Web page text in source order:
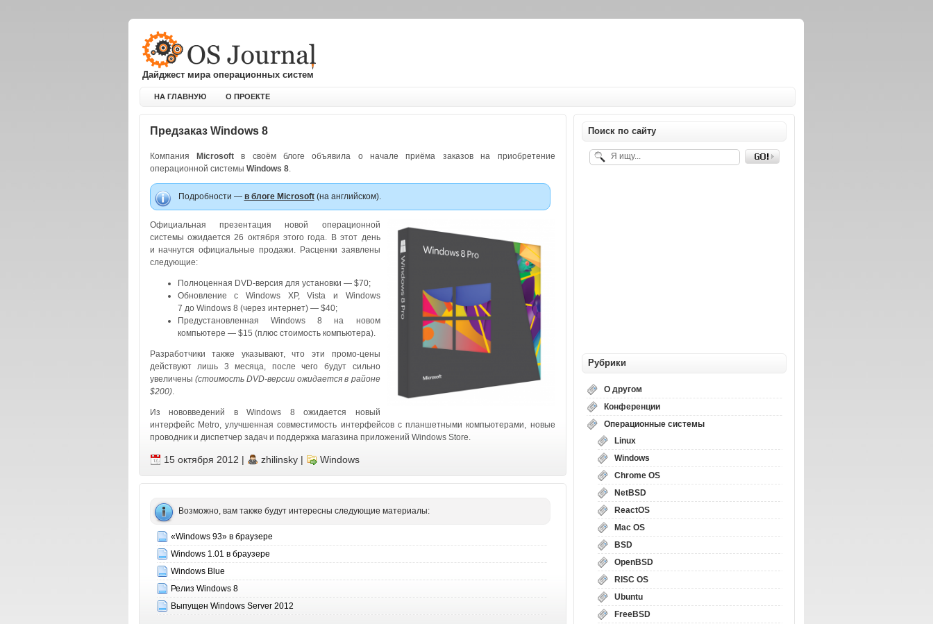
Дайджест мира операционных систем
НА ГЛАВНУЮ О ПРОЕКТЕ
Предзаказ Windows 8
Компания Microsoftв своём блоге объявила о начале приёма заказов на приобретение
операционной системы Windows 8.
Подробности — в блоге Microsoft(на английском).
Официальная презентация новой операционной
системы ожидается 26 октября этого года. В этот день
и начнутся официальные продажи. Расценки заявлены
следующие:
Полноценная DVD-версия для установки — $70;
Обновление с Windows XP, Vista и Windows
7 до Windows 8 (через интернет) — $40;
Предустановленная Windows 8 на новом
компьютере — $15 (плюс стоимость компьютера).
Разработчики также указывают, что эти промо-цены
действуют лишь 3 месяца, после чего будут сильно
увеличены (стоимость DVD-версии ожидается в районе
$200).
Из нововведений в Windows 8 ожидается новый
интерфейс Metro, улучшенная совместимость интерфейсов с планшетными компьютерами, новые
проводник и диспетчер задач и поддержка магазина приложений Windows Store.
15 октября 2012 | zhilinsky| Windows
Возможно, вам также будут интересны следующие материалы:
«Windows 93» в браузере
Windows 1.01 в браузере
Windows Blue
Релиз Windows 8
Выпущен Windows Server 2012
Поиск по сайту
Рубрики
О другом
Конференции
Операционные системы
Linux
Windows
Chrome OS
NetBSD
ReactOS
Mac OS
BSD
OpenBSD
RISC OS
Ubuntu
FreeBSD